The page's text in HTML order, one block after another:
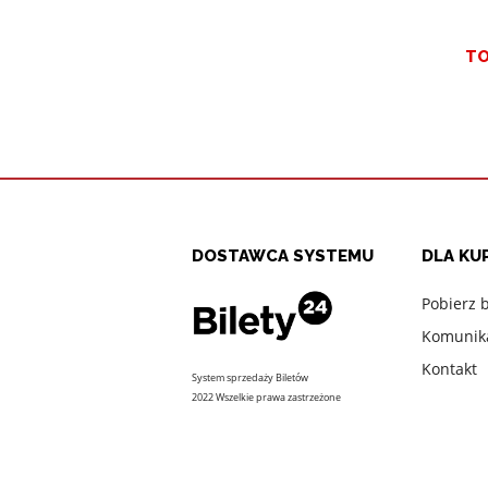
DOSTAWCA SYSTEMU
System sprzedaży Biletów
2022 Wszelkie prawa zastrzeżone
DLA
Pobierz
Kontakt